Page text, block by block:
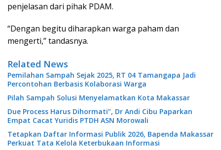
penjelasan dari pihak PDAM.
“Dengan begitu diharapkan warga paham dan
mengerti,” tandasnya.
Related News
Pemilahan Sampah Sejak 2025, RT 04 Tamangapa Jadi
Percontohan Berbasis Kolaborasi Warga
Pilah Sampah Solusi Menyelamatkan Kota Makassar
Due Process Harus Dihormati”, Dr Andi Cibu Paparkan
Empat Cacat Yuridis PTDH ASN Morowali
Tetapkan Daftar Informasi Publik 2026, Bapenda Makassar
Perkuat Tata Kelola Keterbukaan Informasi